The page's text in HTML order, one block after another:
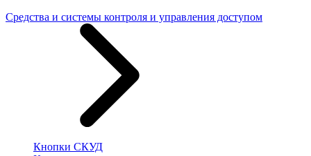
Средства и системы контроля и управления доступом
Кнопки СКУД